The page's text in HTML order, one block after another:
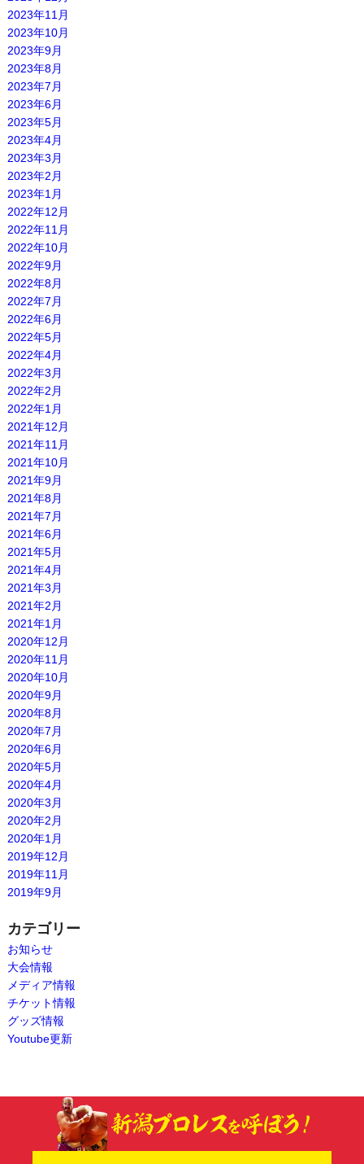
2023年11月
2023年10月
2023年9月
2023年8月
2023年7月
2023年6月
2023年5月
2023年4月
2023年3月
2023年2月
2023年1月
2022年12月
2022年11月
2022年10月
2022年9月
2022年8月
2022年7月
2022年6月
2022年5月
2022年4月
2022年3月
2022年2月
2022年1月
2021年12月
2021年11月
2021年10月
2021年9月
2021年8月
2021年7月
2021年6月
2021年5月
2021年4月
2021年3月
2021年2月
2021年1月
2020年12月
2020年11月
2020年10月
2020年9月
2020年8月
2020年7月
2020年6月
2020年5月
2020年4月
2020年3月
2020年2月
2020年1月
2019年12月
2019年11月
2019年9月
カテゴリー
お知らせ
大会情報
メディア情報
チケット情報
グッズ情報
Youtube更新